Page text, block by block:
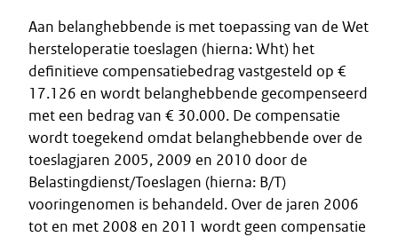
Aan belanghebbende is met toepassing van de Wet
hersteloperatie toeslagen (hierna: Wht) het
definitieve compensatiebedrag vastgesteld op €
17.126 en wordt belanghebbende gecompenseerd
met een bedrag van € 30.000. De compensatie
wordt toegekend omdat belanghebbende over de
toeslagjaren 2005, 2009 en 2010 door de
Belastingdienst/Toeslagen (hierna: B/T)
vooringenomen is behandeld. Over de jaren 2006
tot en met 2008 en 2011 wordt geen compensatie